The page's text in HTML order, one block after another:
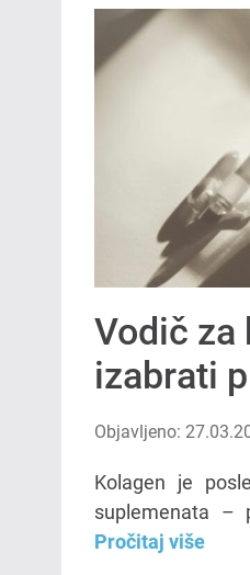
Vodič za
izabrati
Objavljeno:
Kolagen je
suplemenata –
Pročitaj više